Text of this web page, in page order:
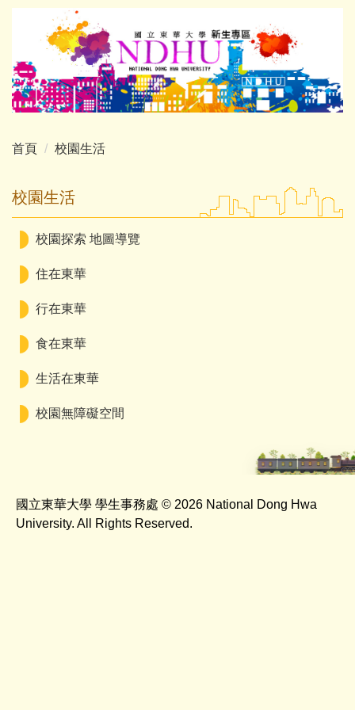
跳
要
內
容
首頁
校園生活
校園生活
校園探索 地圖導覽
住在東華
行在東華
食在東華
生活在東華
校園無障礙空間
國立東華大學 學生事務處 © 2026 National Dong Hwa
University. All Rights Reserved.